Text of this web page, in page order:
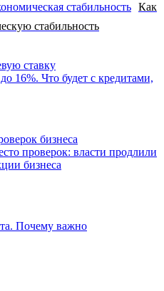
Как
стабильность
16%. Что будет с кредитами,
проверок: власти продлили
бизнеса
Почему важно